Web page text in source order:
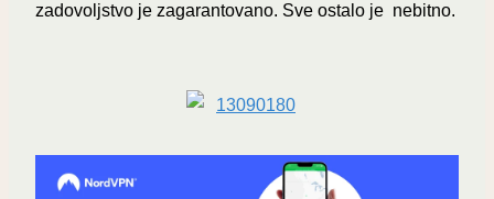
zadovoljstvo je zagarantovano. Sve ostalo je nebitno.